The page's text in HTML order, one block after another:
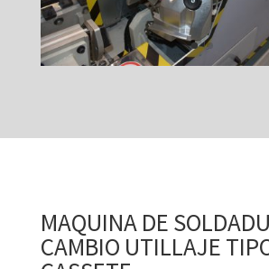
MAQUINA DE
CAMBIO UTILLAJE